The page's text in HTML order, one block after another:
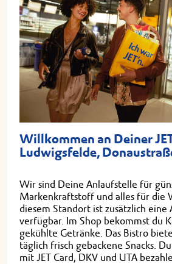
Willkommen an Deiner
Ludwigsfelde,
Wir sind Deine Anlaufstelle für
Markenkraftstoff und alles für die
diesem Standort ist zusätzlich eine
verfügbar. Im Shop bekommst du
gekühlte Getränke. Das Bistro
täglich frisch gebackene Snacks.
mit JET Card, DKV und UTA